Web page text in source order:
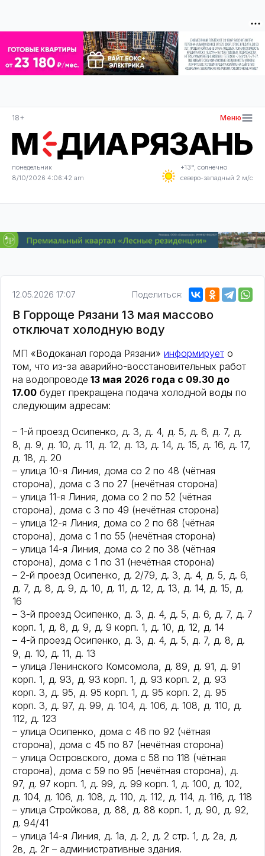
18+ Меню
понедельник
8/10/2026 4:06:42 am
+13°, солнечно
северо-западный 2 м/с
12.05.2026 17:07 Поделиться:
В Горроще Рязани 13 мая массово
отключат холодную воду
МП «Водоканал города Рязани» информирует о
том, что из-за аварийно-восстановительных работ
на водопроводе 13 мая 2026 года c 09.30 до
17.00 будет прекращена подача холодной воды по
следующим адресам:
– 1-й проезд Осипенко, д. 3, д. 4, д. 5, д. 6, д. 7, д.
8, д. 9, д. 10, д. 11, д. 12, д. 13, д. 14, д. 15, д. 16, д. 17,
д. 18, д. 20
– улица 10-я Линия, дома со 2 по 48 (чётная
сторона), дома с 3 по 27 (нечётная сторона)
– улица 11-я Линия, дома со 2 по 52 (чётная
сторона), дома с 3 по 49 (нечётная сторона)
– улица 12-я Линия, дома со 2 по 68 (чётная
сторона), дома с 1 по 55 (нечётная сторона)
– улица 14-я Линия, дома со 2 по 38 (чётная
сторона), дома с 1 по 31 (нечётная сторона)
– 2-й проезд Осипенко, д. 2/79, д. 3, д. 4, д. 5, д. 6,
д. 7, д. 8, д. 9, д. 10, д. 11, д. 12, д. 13, д. 14, д. 15, д.
16
– 3-й проезд Осипенко, д. 3, д. 4, д. 5, д. 6, д. 7, д. 7
корп. 1, д. 8, д. 9, д. 9 корп. 1, д. 10, д. 12, д. 14
– 4-й проезд Осипенко, д. 3, д. 4, д. 5, д. 7, д. 8, д.
9, д. 10, д. 11, д. 13
– улица Ленинского Комсомола, д. 89, д. 91, д. 91
корп. 1, д. 93, д. 93 корп. 1, д. 93 корп. 2, д. 93
корп. 3, д. 95, д. 95 корп. 1, д. 95 корп. 2, д. 95
корп. 3, д. 97, д. 99, д. 104, д. 106, д. 108, д. 110, д.
112, д. 123
– улица Осипенко, дома с 46 по 92 (чётная
сторона), дома с 45 по 87 (нечётная сторона)
– улица Островского, дома с 58 по 118 (чётная
сторона), дома с 59 по 95 (нечётная сторона), д.
97, д. 97 корп. 1, д. 99, д. 99 корп. 1, д. 100, д. 102,
д. 104, д. 106, д. 108, д. 110, д. 112, д. 114, д. 116, д. 118
– улица Стройкова, д. 88, д. 88 корп. 1, д. 90, д. 92,
д. 94/41
– улица 14-я Линия, д. 1а, д. 2, д. 2 стр. 1, д. 2а, д.
2в, д. 2г – административные здания.